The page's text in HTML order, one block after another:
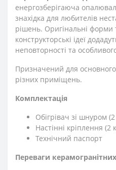
енергозберігаюча
знахідка для любителів
рішень. Оригінальні форми
конструкторські ідеї
неповторності та
Призначений для
різних приміщень.
Комплектація
Обігрівач зі шнуром
Настінні кріплення
Технічний паспорт
Переваги керамогранітних